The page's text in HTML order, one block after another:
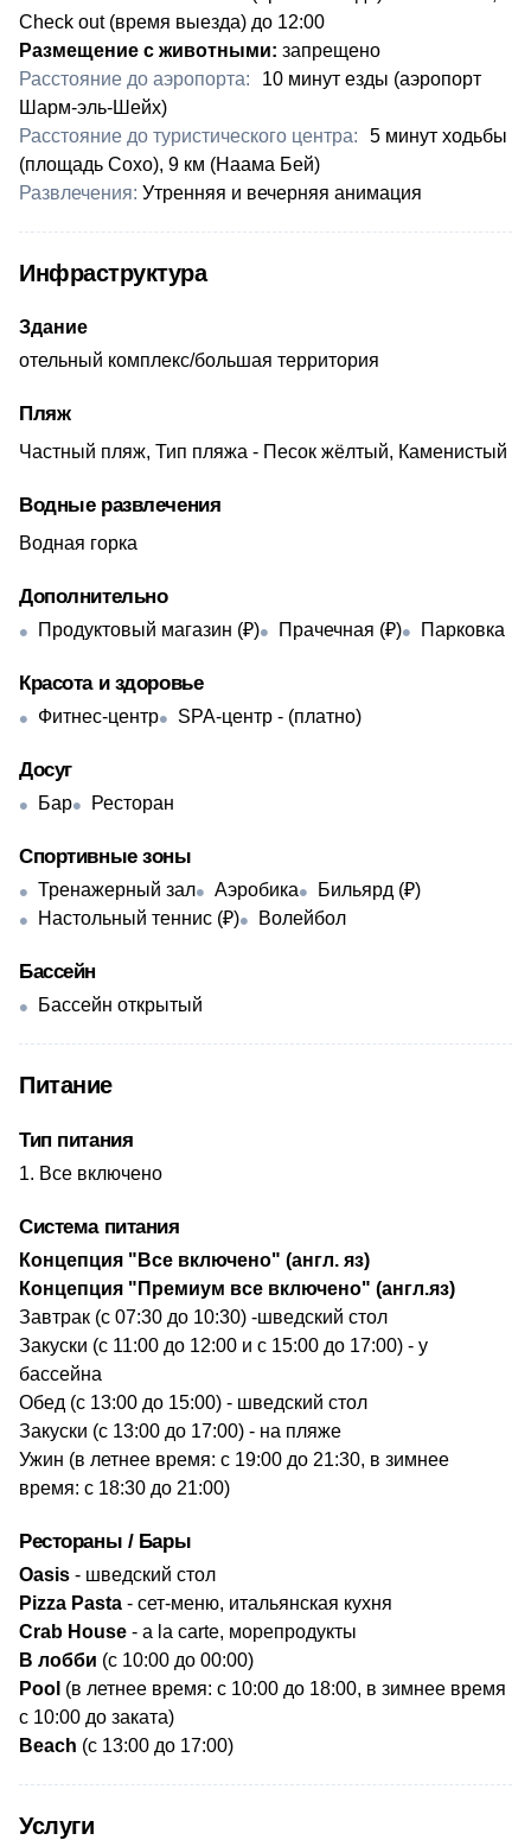
Check out (время выезда) до 12:00
Размещение с животными: запрещено
Расстояние до аэропорта:
​10 минут езды (аэропорт
Шарм-эль-Шейх)
Расстояние до туристического центра:
​5 минут ходьбы
(площадь Сохо), 9 км (Наама Бей)
Развлечения: ​Утренняя и вечерняя анимация
Инфраструктура
Здание
отельный комплекс/большая территория
Пляж
Частный пляж, Тип пляжа - Песок жёлтый, Каменистый
Водные развлечения
Водная горка
Дополнительно
Продуктовый магазин (₽) Прачечная (₽) Парковка
Красота и здоровье
Фитнес-центр SPA-центр - ​(платно)
Досуг
Бар Ресторан
Спортивные зоны
Тренажерный зал Аэробика
Бильярд (₽)
Настольный теннис (₽)
Волейбол
Бассейн
Бассейн открытый
Питание
Тип питания
Все включено
Система питания
​Концепция "Все включено" (англ. яз)
Концепция "Премиум все включено" (англ.яз)
Завтрак (с 07:30 до 10:30) -шведский стол
Закуски (с 11:00 до 12:00 и с 15:00 до 17:00) - у
бассейна
Обед (с 13:00 до 15:00) - шведский стол
Закуски (с 13:00 до 17:00) - на пляже
Ужин (в летнее время: с 19:00 до 21:30, в зимнее
время: с 18:30 до 21:00)
Рестораны / Бары
​Oasis - шведский стол
Pizza Pasta - сет-меню, итальянская кухня
Crab House - a la carte, морепродукты
​В лобби (с 10:00 до 00:00)
Pool (в летнее время: с 10:00 до 18:00, в зимнее время
с 10:00 до заката)
Beach (с 13:00 до 17:00)
Услуги